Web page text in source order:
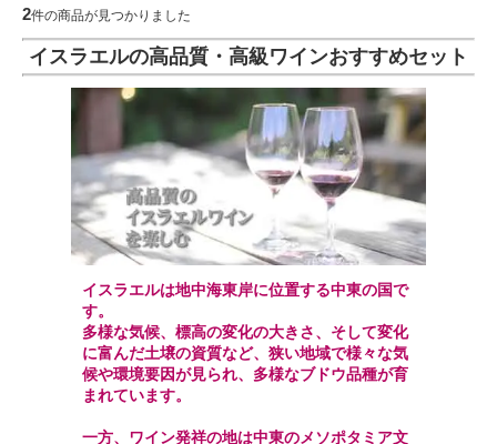
2件の商品が見つかりました
イスラエルの高品質・高級ワインおすすめセット
イスラエルは地中海東岸に位置する中東の国で
す。
多様な気候、標高の変化の大きさ、そして変化
に富んだ土壌の資質など、狭い地域で様々な気
候や環境要因が見られ、多様なブドウ品種が育
まれています。
一方、ワイン発祥の地は中東のメソポタミア文